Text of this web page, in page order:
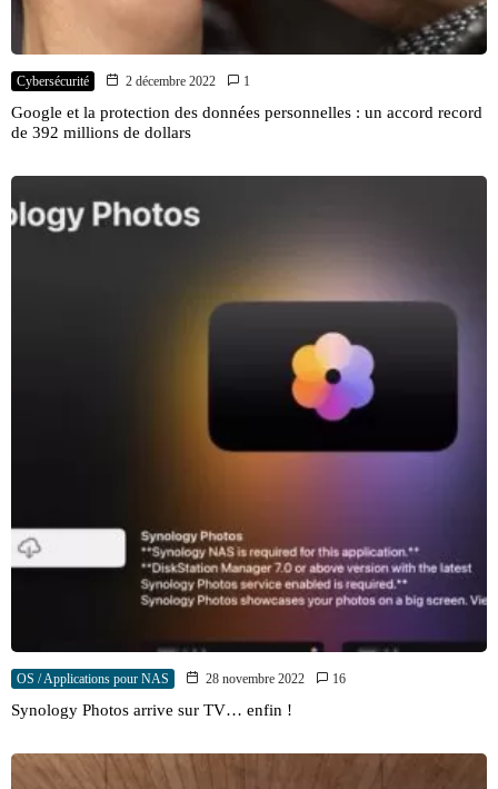
Cybersécurité 2 décembre 2022 1
Google et la protection des données personnelles : un accord record
de 392 millions de dollars
OS / Applications pour NAS 28 novembre 2022 16
Synology Photos arrive sur TV… enfin !